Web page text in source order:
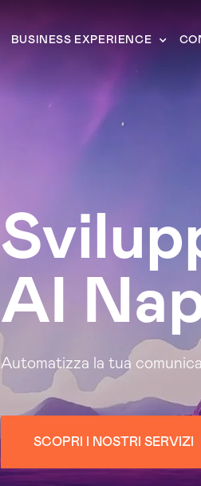
BUSINESS EXPERIENCE
AI
Automatizza la tua
SCOPRI I NOSTRI SERVIZI